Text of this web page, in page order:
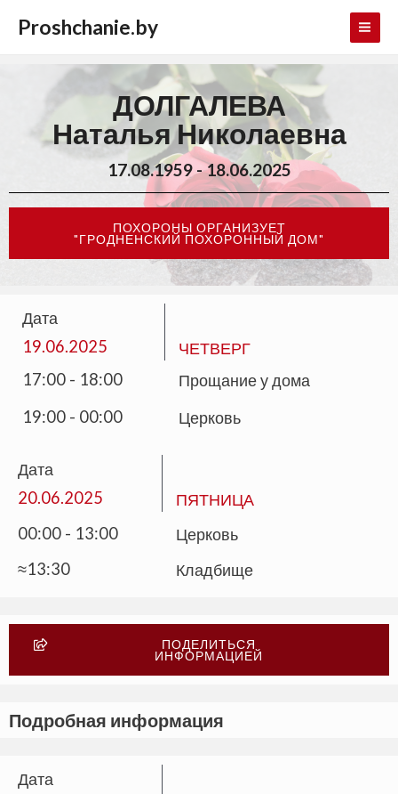
Proshchanie.by
ДОЛГАЛЕВА
Наталья Николаевна
17.08.1959 - 18.06.2025
ПОХОРОНЫ ОРГАНИЗУЕТ
"ГРОДНЕНСКИЙ ПОХОРОННЫЙ ДОМ"
Дата
19.06.2025
ЧЕТВЕРГ
17:00 - 18:00
Прощание у дома
19:00 - 00:00
Церковь
Дата
20.06.2025
ПЯТНИЦА
00:00 - 13:00
Церковь
≈13:30
Кладбище
ПОДЕЛИТЬСЯ
ИНФОРМАЦИЕЙ
Подробная информация
Дата